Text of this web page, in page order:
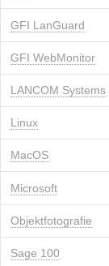
GFI LanGuard
GFI WebMonitor
LANCOM Systems
Linux
MacOS
Microsoft
Objektfotografie
Sage 100